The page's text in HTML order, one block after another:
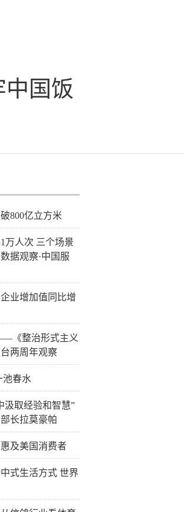
中国饭
800亿立方米
万人次 三个场景
据观察·中国服
业增加值同比增
《整治形式主义
两周年观察
池春水
汲取经验和智慧”
长拉莫豪帕
及美国消费者
式生活方式 世界